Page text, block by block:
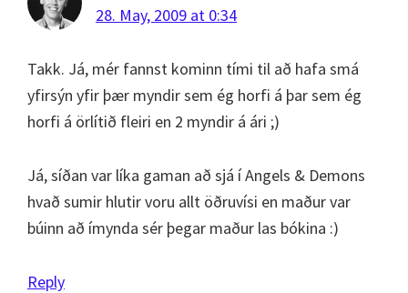
28. May, 2009 at 0:34
Takk. Já, mér fannst kominn tími til að hafa smá
yfirsýn yfir þær myndir sem ég horfi á þar sem ég
horfi á örlítið fleiri en 2 myndir á ári ;)
Já, síðan var líka gaman að sjá í Angels & Demons
hvað sumir hlutir voru allt öðruvísi en maður var
búinn að ímynda sér þegar maður las bókina :)
Reply